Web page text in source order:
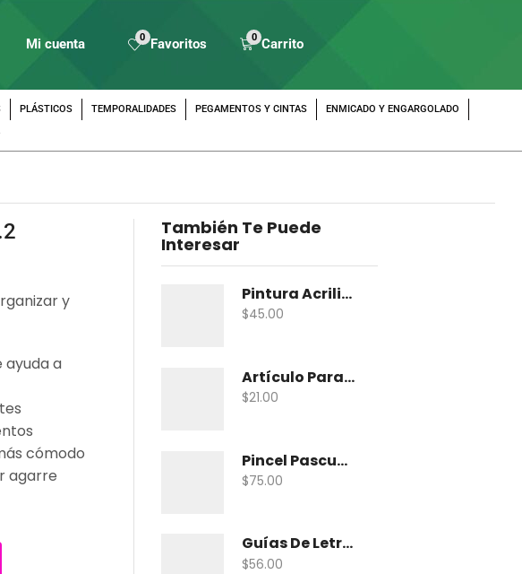
Mi cuenta 0 Favoritos 0 Carrito
PLÁSTICOS TEMPORALIDADES PEGAMENTOS Y CINTAS
ENMICADO Y ENGARGOLADO
y
ayuda a
cómodo
agarre
También Te Puede
Interesar
Pintura Acrilica Vanguardia Metalica 100 Ml
$45.00
Artículo Para Maqueta Gama Zoologico Chico
$21.00
Pincel Pascua Pin-Khab05 Con 15
$75.00
Guías De Letras Maped 38005 No. 5
$56.00